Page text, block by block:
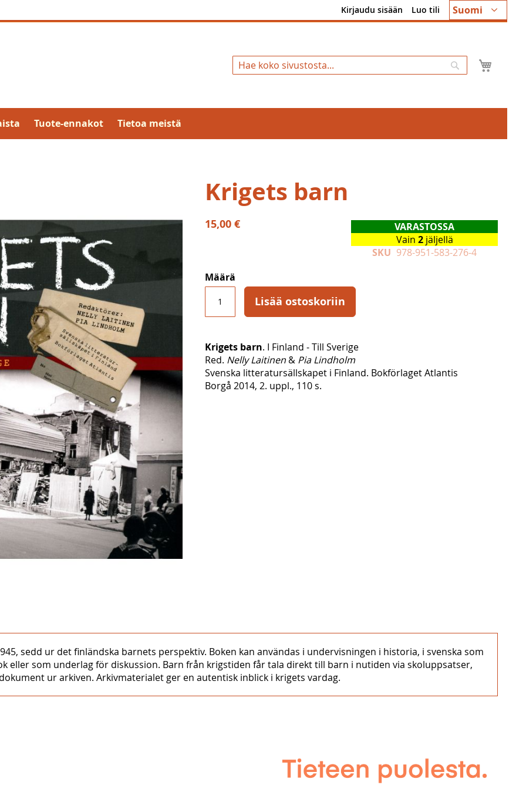
Kieli
Suomi
Kirjaudu sisään Luo tili
Hae
Tuote-ennakot Tietoa meistä
Krigets barn
15,00 €
VARASTOSSA
Vain 2jäljellä
SKU 978-951-583-276-4
Määrä
Lisää ostoskoriin
Krigets barn. I Finland ‒ Till Sverige
Red. Nelly Laitinen& Pia Lindholm
Svenska litteratursällskapet i Finland. Bokförlaget Atlantis
Borgå 2014, 2. uppl., 110 s.
sedd ur det finländska barnets perspektiv. Boken kan användas i undervisningen i historia, i svenska som
eller som underlag för diskussion. Barn från krigstiden får tala direkt till barn i nutiden via skoluppsatser,
ur arkiven. Arkivmaterialet ger en autentisk inblick i krigets vardag.